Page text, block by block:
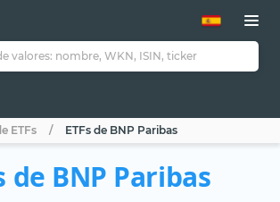
ETFs ETFs de BNP Paribas
de BNP Paribas